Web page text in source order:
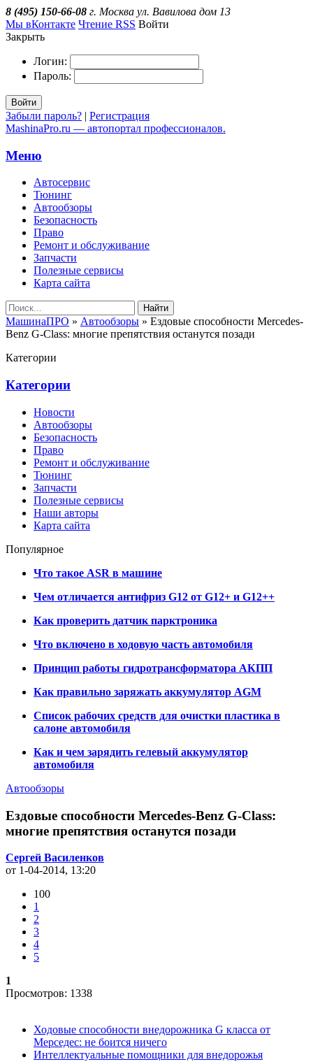
8 (495) 150-66-08 г. Москва ул. Вавилова дом 13
Мы вКонтакте Чтение RSS Войти
Закрыть
Логин:
Пароль:
Войти
Забыли пароль? | Регистрация
MashinaPro.ru — автопортал профессионалов.
Меню
Автосервис
Тюнинг
Автообзоры
Безопасность
Право
Ремонт и обслуживание
Запчасти
Полезные сервисы
Карта сайта
Найти
МашинаПРО » Автообзоры » Ездовые способности Mercedes-
Benz G-Class: многие препятствия останутся позади
Категории
Категории
Новости
Автообзоры
Безопасность
Право
Ремонт и обслуживание
Тюнинг
Запчасти
Полезные сервисы
Наши авторы
Карта сайта
Популярное
Что такое ASR в машине
Чем отличается антифриз G12 от G12+ и G12++
Как проверить датчик парктроника
Что включено в ходовую часть автомобиля
Принцип работы гидротрансформатора АКПП
Как правильно заряжать аккумулятор AGM
Список рабочих средств для очистки пластика в
салоне автомобиля
Как и чем зарядить гелевый аккумулятор
автомобиля
Автообзоры
Ездовые способности Mercedes-Benz G-Class:
многие препятствия останутся позади
Сергей Василенков
от 1-04-2014, 13:20
100
1
2
3
4
5
1
Просмотров: 1338
Ходовые способности внедорожника G класса от
Мерседес: не боится ничего
Интеллектуальные помощники для внедорожья